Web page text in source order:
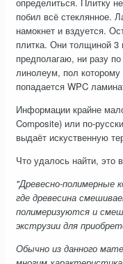
определиться. Плитку
побил всё стеклянное.
намокнет и вздуется.
плитка. Они толщиной 3
предполагаю, ни разу
линолеум, пол
попадается WPC
Информации крайне
Composite) или по-
выдаёт искуственную
Что удалось найти, это
"Древесно-
где древесина
полимеризуются и
экструзии для
Обычно из данного